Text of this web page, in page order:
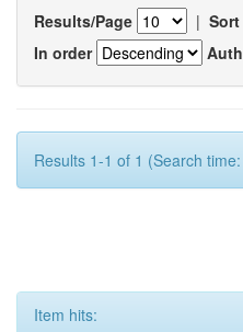
Results/Page |
In order
Results 1-1 of 1 (Search
Item hits: